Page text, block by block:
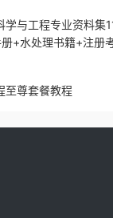
学与工程专业资料集
+水处理书籍+注册
至尊套餐教程